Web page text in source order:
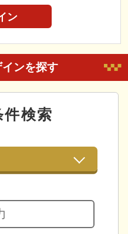
ン
ンを探す
検索